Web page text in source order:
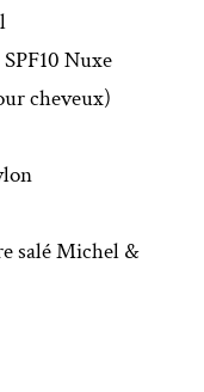
Nuxe
cheveux)
salé Michel &